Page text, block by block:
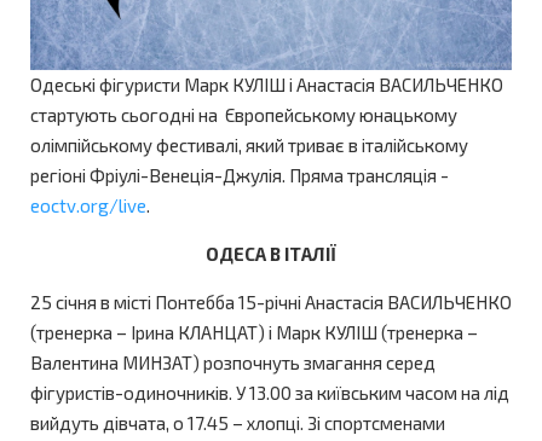
Одеські фігуристи Марк КУЛІШ і Анастасія ВАСИЛЬЧЕНКО
стартують сьогодні на Європейському юнацькому
олімпійському фестивалі, який триває в італійському
регіоні Фріулі-Венеція-Джулія. Пряма трансляція -
eoctv.org/live.
ОДЕСА В ІТАЛІЇ
25 січня в місті Понтебба 15-річні Анастасія ВАСИЛЬЧЕНКО
(тренерка – Ірина КЛАНЦАТ) і Марк КУЛІШ (тренерка –
Валентина МИНЗАТ) розпочнуть змагання серед
фігуристів-одиночників. У 13.00 за київським часом на лід
вийдуть дівчата, о 17.45 – хлопці. Зі спортсменами